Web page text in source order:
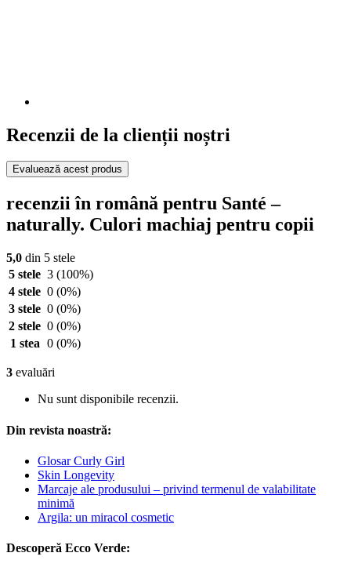
Recenzii de la clienții noștri
Evaluează acest produs
recenzii în română pentru Santé –
naturally. Culori machiaj pentru copii
5,0 din 5 stele
5 stele 3 (100%)
4 stele 0 (0%)
3 stele 0 (0%)
2 stele 0 (0%)
1 stea 0 (0%)
3 evaluări
Nu sunt disponibile recenzii.
Din revista noastră:
Glosar Curly Girl
Skin Longevity
Marcaje ale produsului – privind termenul de valabilitate
minimă
Argila: un miracol cosmetic
Descoperă Ecco Verde: